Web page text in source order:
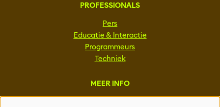
PROFESSIONALS
Pers
Educatie & Interactie
Programmeurs
Techniek
MEER INFO